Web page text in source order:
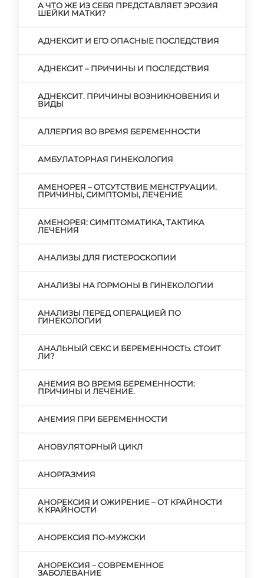
А ЧТО ЖЕ ИЗ СЕБЯ ПРЕДСТАВЛЯЕТ ЭРОЗИЯ
ШЕЙКИ МАТКИ?
АДНЕКСИТ И ЕГО ОПАСНЫЕ ПОСЛЕДСТВИЯ
АДНЕКСИТ – ПРИЧИНЫ И ПОСЛЕДСТВИЯ
АДНЕКСИТ. ПРИЧИНЫ ВОЗНИКНОВЕНИЯ И
ВИДЫ
АЛЛЕРГИЯ ВО ВРЕМЯ БЕРЕМЕННОСТИ
АМБУЛАТОРНАЯ ГИНЕКОЛОГИЯ
АМЕНОРЕЯ – ОТСУТСТВИЕ МЕНСТРУАЦИИ.
ПРИЧИНЫ, СИМПТОМЫ, ЛЕЧЕНИЕ
АМЕНОРЕЯ: СИМПТОМАТИКА, ТАКТИКА
ЛЕЧЕНИЯ
АНАЛИЗЫ ДЛЯ ГИСТЕРОСКОПИИ
АНАЛИЗЫ НА ГОРМОНЫ В ГИНЕКОЛОГИИ
АНАЛИЗЫ ПЕРЕД ОПЕРАЦИЕЙ ПО
ГИНЕКОЛОГИИ
АНАЛЬНЫЙ СЕКС И БЕРЕМЕННОСТЬ. СТОИТ
ЛИ?
АНЕМИЯ ВО ВРЕМЯ БЕРЕМЕННОСТИ:
ПРИЧИНЫ И ЛЕЧЕНИЕ.
АНЕМИЯ ПРИ БЕРЕМЕННОСТИ
АНОВУЛЯТОРНЫЙ ЦИКЛ
АНОРГАЗМИЯ
АНОРЕКСИЯ И ОЖИРЕНИЕ – ОТ КРАЙНОСТИ
К КРАЙНОСТИ
АНОРЕКСИЯ ПО-МУЖСКИ
АНОРЕКСИЯ – СОВРЕМЕННОЕ
ЗАБОЛЕВАНИЕ